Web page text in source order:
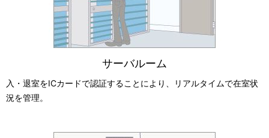
入・退室をICカードで認証することにより、リアルタイムで在室状
況を管理。
サーバルーム